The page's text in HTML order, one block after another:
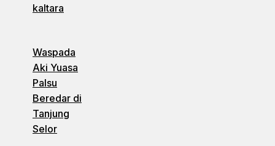
kaltara
Waspada
Aki Yuasa
Palsu
Beredar di
Tanjung
Selor